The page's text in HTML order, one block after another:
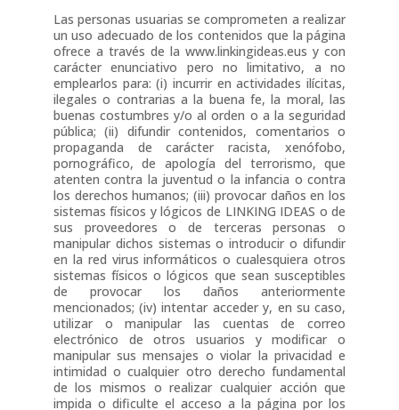
Las personas usuarias se comprometen a realizar
un uso adecuado de los contenidos que la página
ofrece a través de la www.linkingideas.eus y con
carácter enunciativo pero no limitativo, a no
emplearlos para: (i) incurrir en actividades ilícitas,
ilegales o contrarias a la buena fe, la moral, las
buenas costumbres y/o al orden o a la seguridad
pública; (ii) difundir contenidos, comentarios o
propaganda de carácter racista, xenófobo,
pornográfico, de apología del terrorismo, que
atenten contra la juventud o la infancia o contra
los derechos humanos; (iii) provocar daños en los
sistemas físicos y lógicos de LINKING IDEAS o de
sus proveedores o de terceras personas o
manipular dichos sistemas o introducir o difundir
en la red virus informáticos o cualesquiera otros
sistemas físicos o lógicos que sean susceptibles
de provocar los daños anteriormente
mencionados; (iv) intentar acceder y, en su caso,
utilizar o manipular las cuentas de correo
electrónico de otros usuarios y modificar o
manipular sus mensajes o violar la privacidad e
intimidad o cualquier otro derecho fundamental
de los mismos o realizar cualquier acción que
impida o dificulte el acceso a la página por los